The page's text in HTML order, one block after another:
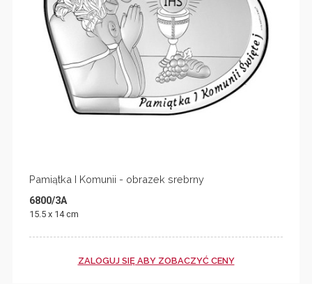
Pamiątka I Komunii - obrazek srebrny
6800/3A
15.5 x 14 cm
ZALOGUJ SIĘ ABY ZOBACZYĆ CENY